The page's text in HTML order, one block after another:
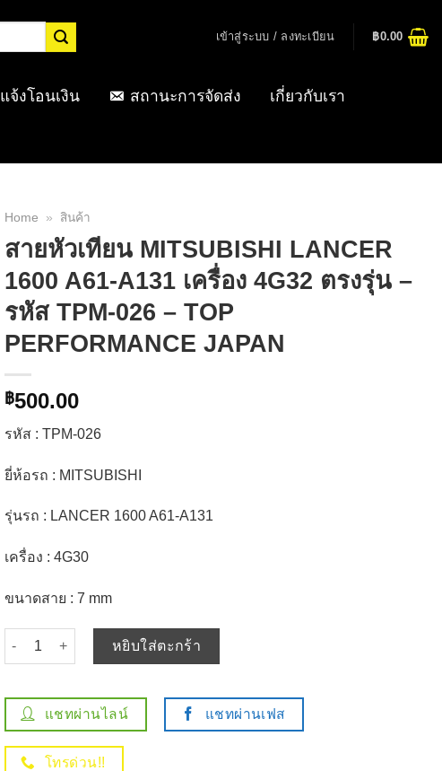
เข้าสู่ระบบ / ลงทะเบียน ฿0.00
แจ้งโอนเงิน สถานะการจัดส่ง เกี่ยวกับเรา
Home » สินค้า
สายหัวเทียน MITSUBISHI LANCER
1600 A61-A131 เครื่อง 4G32 ตรงรุ่น –
รหัส TPM-026 – TOP
PERFORMANCE JAPAN
฿500.00
รหัส : TPM-026
ยี่ห้อรถ : MITSUBISHI
รุ่นรถ : LANCER 1600 A61-A131
เครื่อง : 4G30
ขนาดสาย : 7 mm
จำนวน สายหัวเทียน MITSUBISHI LANCER 1600 A61-A131 เครื่อง 4G32 ต
หยิบใส่ตะกร้า
แชทผ่านไลน์ แชทผ่านเฟส
โทรด่วน!!